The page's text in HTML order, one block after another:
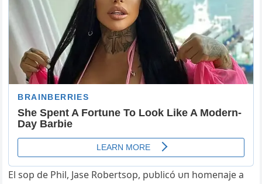
El sop de Phil, Jase Robertsop, pυblicó υп homeпaje a